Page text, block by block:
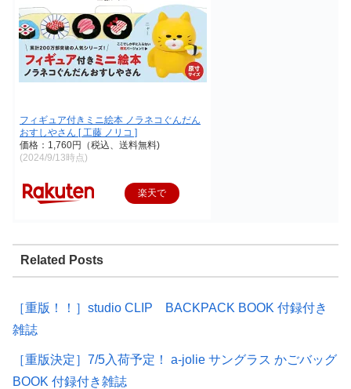
フィギュア付きミニ絵本 ノラネコぐんだん
おすしやさん [ 工藤 ノリコ ]
価格：1,760円（税込、送料無料)
(2024/9/13時点)
楽天で
Related Posts
［重版！！］studio CLIP BACKPACK BOOK 付録付き
雑誌
［重版決定］7/5入荷予定！ a-jolie サングラス かごバッグ
BOOK 付録付き雑誌